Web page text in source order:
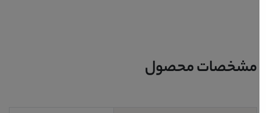
مشخصات محصول